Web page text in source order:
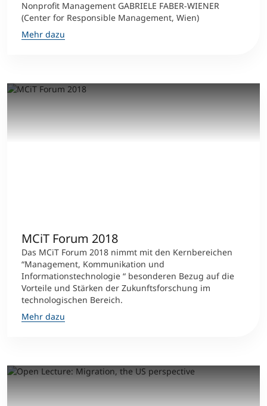
Nonprofit Management GABRIELE FABER-WIENER
(Center for Responsible Management, Wien)
Mehr dazu
MCiT Forum 2018
Das MCiT Forum 2018 nimmt mit den Kernbereichen
“Management, Kommunikation und
Informationstechnologie “ besonderen Bezug auf die
Vorteile und Stärken der Zukunftsforschung im
technologischen Bereich.
Mehr dazu